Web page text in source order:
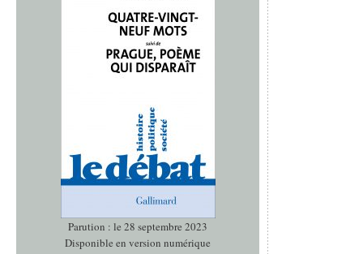
Parution : le 28 septembre 2023
Disponible en version numérique